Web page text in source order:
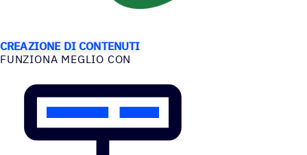
CREAZIONE DI CONTENUTI
FUNZIONA MEGLIO CON